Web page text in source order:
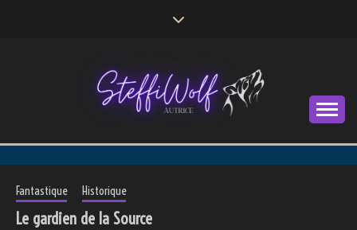
STEFFI WOLF
Fantastique Historique
Le gardien de la Source